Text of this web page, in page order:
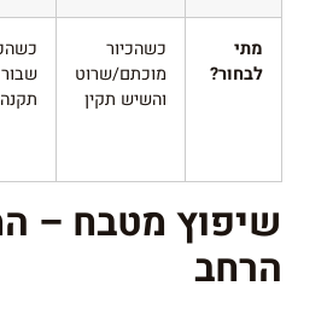
מתי
לבחור?
כשהכיור
מוכתם/שרוט
והשיש תקין
תקנה
שיפוץ מטבח –
הרחב